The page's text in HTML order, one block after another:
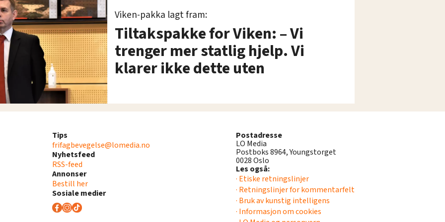
Viken-pakka lagt fram:
Tiltakspakke for Viken: – Vi
trenger mer statlig hjelp. Vi
klarer ikke dette uten
Tips
frifagbevegelse@lomedia.no
Nyhetsfeed
RSS-feed
Annonser
Bestill her
Sosiale medier
Postadresse
LO Media
Postboks 8964, Youngstorget
0028 Oslo
Les også:
· Etiske retningslinjer
· Retningslinjer for kommentarfelt
· Bruk av kunstig intelligens
· Informasjon om cookies